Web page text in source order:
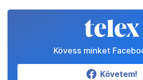
Kövess minket
Követem!